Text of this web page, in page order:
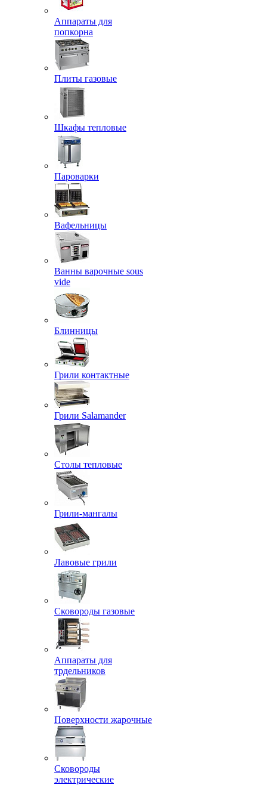
Аппараты для
попкорна
Плиты газовые
Шкафы тепловые
Пароварки
Вафельницы
Ванны варочные sous
vide
Блинницы
Грили контактные
Грили Salamander
Столы тепловые
Грили-мангалы
Лавовые грили
Сковороды газовые
Аппараты для
трдельников
Поверхности жарочные
Сковороды
электрические